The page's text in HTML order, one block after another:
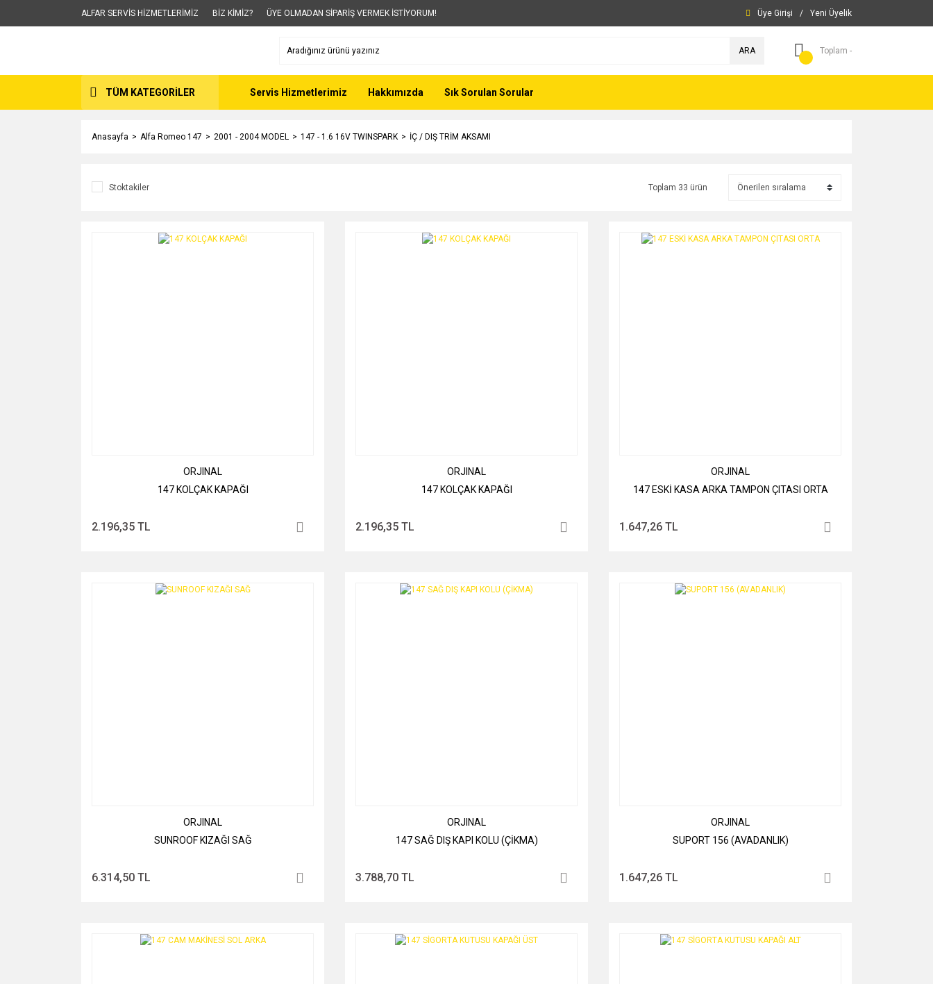
ALFAR SERVİS HİZMETLERİMİZ BİZ KİMİZ? ÜYE OLMADAN SİPARİŞ VERMEK İSTİYORUM! Üye Girişi / Yeni Üyelik
ARA Toplam -
TÜM KATEGORİLER Servis Hizmetlerimiz Hakkımızda Sık Sorulan Sorular
Anasayfa Alfa Romeo 147 2001 - 2004 MODEL 147 - 1.6 16V TWINSPARK İÇ / DIŞ TRİM AKSAMI
Stoktakiler Toplam 33 ürün
ORJINAL
147 KOLÇAK KAPAĞI
2.196,35 TL
ORJINAL
147 KOLÇAK KAPAĞI
2.196,35 TL
ORJINAL
147 ESKİ KASA ARKA TAMPON ÇITASI ORTA
1.647,26 TL
ORJINAL
SUNROOF KIZAĞI SAĞ
6.314,50 TL
ORJINAL
147 SAĞ DIŞ KAPI KOLU (ÇİKMA)
3.788,70 TL
ORJINAL
SUPORT 156 (AVADANLIK)
1.647,26 TL